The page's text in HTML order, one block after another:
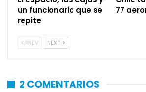
un funcionario que se
repite
77
PREV NEXT
2 COMENTARIOS